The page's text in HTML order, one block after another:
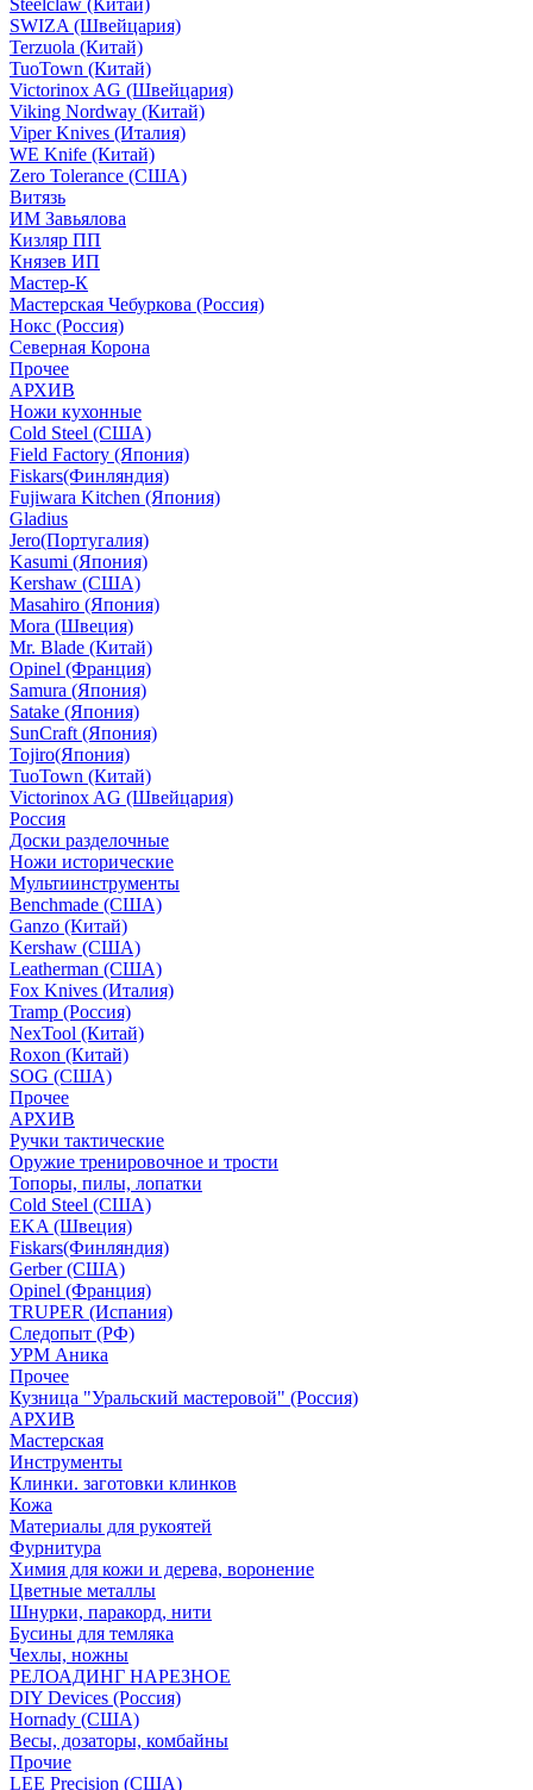
Steelclaw (Китай)
SWIZA (Швейцария)
Terzuola (Китай)
TuoTown (Китай)
Victorinox AG (Швейцария)
Viking Nordway (Китай)
Viper Knives (Италия)
WE Knife (Китай)
Zero Tolerance (США)
Витязь
ИМ Завьялова
Кизляр ПП
Князев ИП
Мастер-К
Мастерская Чебуркова (Россия)
Нокс (Россия)
Северная Корона
Прочее
АРХИВ
Ножи кухонные
Cold Steel (США)
Field Factory (Япония)
Fiskars(Финляндия)
Fujiwara Kitchen (Япония)
Gladius
Jero(Португалия)
Kasumi (Япония)
Kershaw (США)
Masahiro (Япония)
Mora (Швеция)
Mr. Blade (Китай)
Opinel (Франция)
Samura (Япония)
Satake (Япония)
SunCraft (Япония)
Tojiro(Япония)
TuoTown (Китай)
Victorinox AG (Швейцария)
Россия
Доски разделочные
Ножи исторические
Мультиинструменты
Benchmade (США)
Ganzo (Китай)
Kershaw (США)
Leatherman (США)
Fox Knives (Италия)
Tramp (Россия)
NexTool (Китай)
Roxon (Китай)
SOG (США)
Прочее
АРХИВ
Ручки тактические
Оружие тренировочное и трости
Топоры, пилы, лопатки
Cold Steel (США)
EKA (Швеция)
Fiskars(Финляндия)
Gerber (США)
Opinel (Франция)
TRUPER (Испания)
Следопыт (РФ)
УРМ Аника
Прочее
Кузница "Уральский мастеровой" (Россия)
АРХИВ
Мастерская
Инструменты
Клинки. заготовки клинков
Кожа
Материалы для рукоятей
Фурнитура
Химия для кожи и дерева, воронение
Цветные металлы
Шнурки, паракорд, нити
Бусины для темляка
Чехлы, ножны
РЕЛОАДИНГ НАРЕЗНОЕ
DIY Devices (Россия)
Hornady (США)
Весы, дозаторы, комбайны
Прочие
LEE Precision (США)